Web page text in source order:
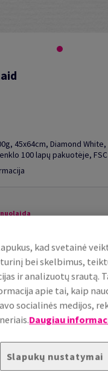
45x64cm, Diamond
100 lapų pakuotėje,
nuolaida
APYTIKSLIAI PER 16
PREKĖ)
kad svetainė
bei skelbimus,
ir analizuotų srautą.
apie tai, kaip
socialinės medijos,
Daugiau
Slapukų nustatymai